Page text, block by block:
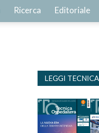
Ricerca Editoriale
LEGGI